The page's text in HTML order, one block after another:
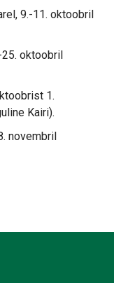
9.-11. oktoobril
oktoobril
1.
Kairi).
novembril